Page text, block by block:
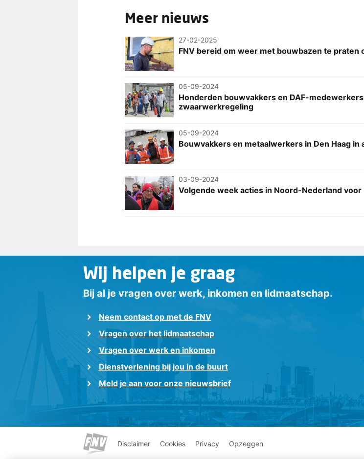
Meer nieuws
27-02-2025
FNV bereid om weer met bouwbazen te praten
05-09-2024
Honderden bouwvakkers en DAF-
zwaarwerkregeling
05-09-2024
Bouwvakkers en metaalwerkers in Den Haag
03-09-2024
Volgende week acties in Noord-Nederland
Wij helpen je graag
Bij al je vragen over werk, inkomen en lidmaatschap.
Neem contact op met de FNV
Vragen over het lidmaatschap
Vragen over werk en inkomen
Dienstverlening bij jou in de buurt
Meld je aan voor onze nieuwsbrief
Disclaimer Cookies Privacy Opzeggen